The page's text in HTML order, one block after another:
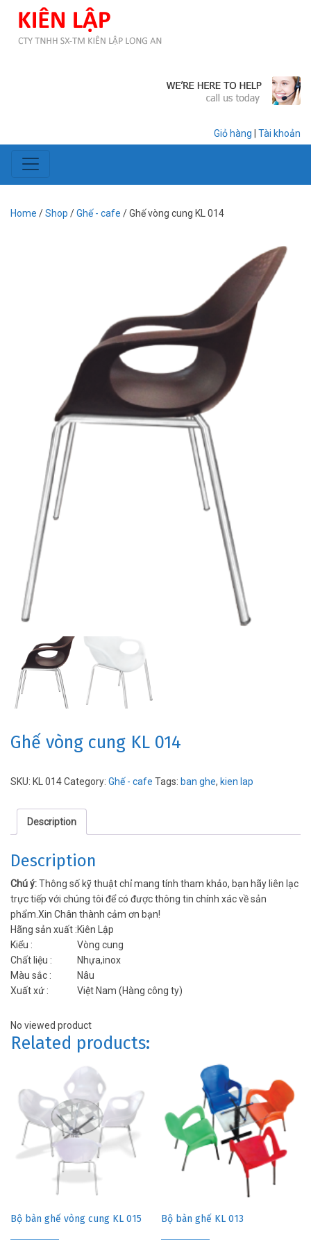
Giỏ hàng Tài khoản
Home /Shop /Ghế - cafe / Ghế vòng cung KL 014
Ghế vòng cung KL 014
SKU: KL 014Category: Ghế - cafe Tags: ban ghe, kien lap
Description
Description
Chú ý:Thông số kỹ thuật chỉ mang tính tham khảo, bạn hãy liên lạc
trực tiếp với chúng tôi để có được thông tin chính xác về sản
phẩm.Xin Chân thành cảm ơn bạn!
Hãng sản xuất :Kiên Lập
Kiểu :
Vòng cung
Chất liệu :
Nhựa,inox
Màu sắc :
Nâu
Xuất xứ : Việt Nam (Hàng công ty)
No viewed product
Related products:
Bộ bàn ghế vòng cung KL 015 Bộ bàn ghế KL 013